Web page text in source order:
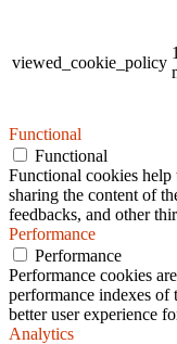
viewed_cookie_policy
Functional
Functional
Functional cookies
sharing the content of
feedbacks, and other
Performance
Performance
Performance cookies
performance indexes
better user experience
Analytics